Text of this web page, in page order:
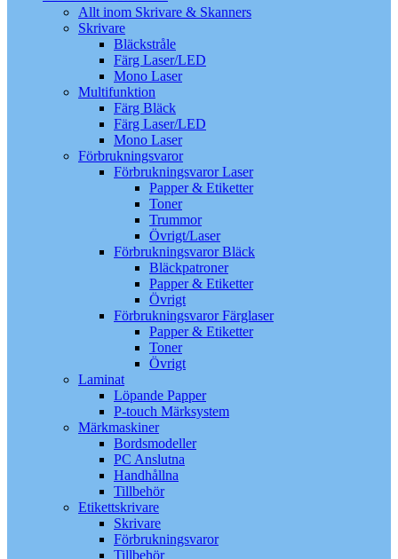
Allt inom Skrivare & Skanners
Skrivare
Bläckstråle
Färg Laser/LED
Mono Laser
Multifunktion
Färg Bläck
Färg Laser/LED
Mono Laser
Förbrukningsvaror
Förbrukningsvaror Laser
Papper & Etiketter
Toner
Trummor
Övrigt/Laser
Förbrukningsvaror Bläck
Bläckpatroner
Papper & Etiketter
Övrigt
Förbrukningsvaror Färglaser
Papper & Etiketter
Toner
Övrigt
Laminat
Löpande Papper
P-touch Märksystem
Märkmaskiner
Bordsmodeller
PC Anslutna
Handhållna
Tillbehör
Etikettskrivare
Skrivare
Förbrukningsvaror
Tillbehör